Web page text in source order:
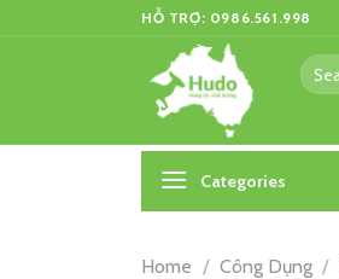
HỖ TRỢ: 0986.561.998
Search
for:
Categories
Home / Công Dụng /